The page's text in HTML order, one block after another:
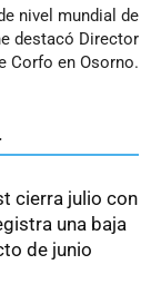
nivel mundial de
destacó Director
Corfo en Osorno.
cierra julio con
una baja
de junio